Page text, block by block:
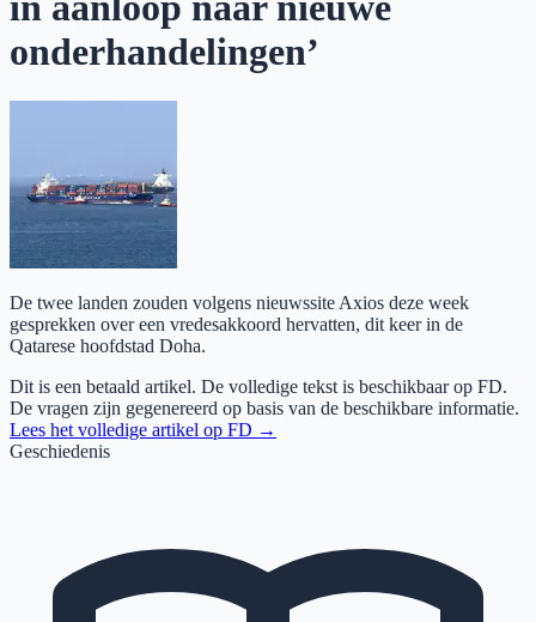
onderhandelingen’
De twee landen zouden volgens nieuwssite Axios deze week
gesprekken over een vredesakkoord hervatten, dit keer in de
Qatarese hoofdstad Doha.
Dit is een betaald artikel. De volledige tekst is beschikbaar op FD.
De vragen zijn gegenereerd op basis van de beschikbare informatie.
Lees het volledige artikel op FD →
Geschiedenis